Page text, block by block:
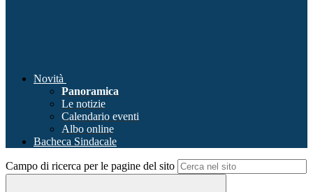
Novità
Panoramica
Le notizie
Calendario eventi
Albo online
Bacheca Sindacale
Campo di ricerca per le pagine del sito